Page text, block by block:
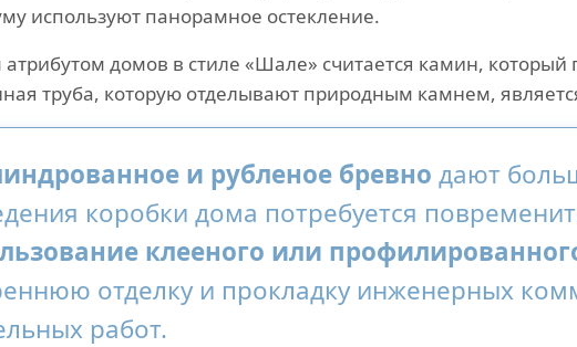
используют панорамное остекление.
домов в стиле «Шале» считается камин, который
труба, которую отделывают природным камнем,
и рубленое бревно дают
коробки дома потребуется
клееного или
отделку и прокладку инженерных
работ.